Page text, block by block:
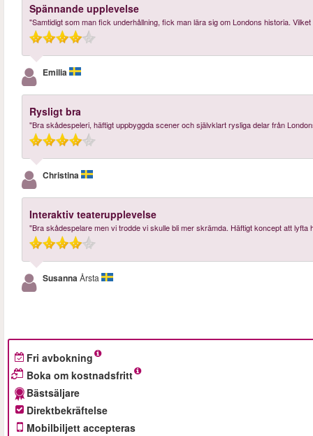
Spännande upplevelse
"Samtidigt som man fick underhållning, fick man lära sig om Londons historia.
Emilia
Rysligt bra
"Bra skådespeleri, häftigt uppbyggda scener och självklart rysliga delar från
Christina
Interaktiv teaterupplevelse
"Bra skådespelare men vi trodde vi skulle bli mer skrämda. Häftigt koncept att lyfta
SusannaÅrsta
Fri avbokning
Boka om kostnadsfritt
Bästsäljare
Direktbekräftelse
Mobilbiljett accepteras